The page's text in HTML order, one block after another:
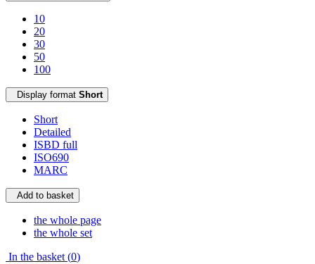
10
20
30
50
100
Display format Short
Short
Detailed
ISBD full
ISO690
MARC
Add to basket
the whole page
the whole set
In the basket (0)